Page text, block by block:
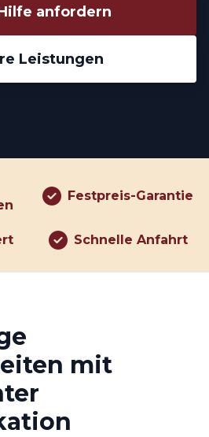
anfordern
Leistungen
Festpreis-Garantie
Schnelle Anfahrt
mit